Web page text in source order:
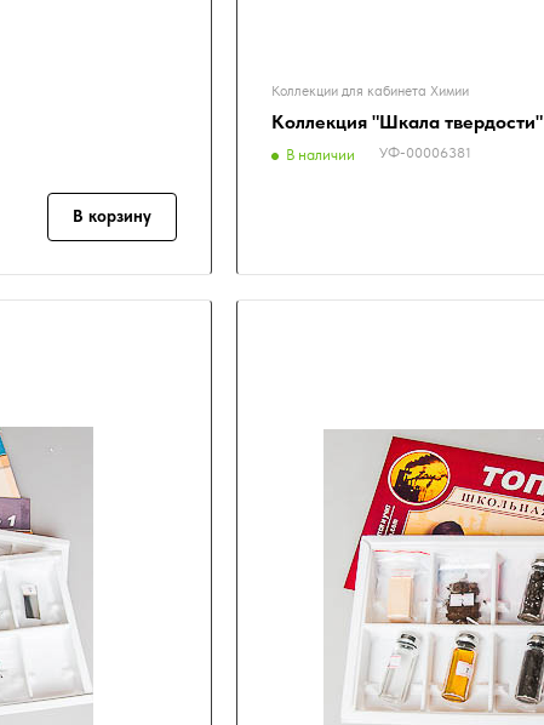
В корзину
Коллекции для кабинета Химии
Коллекция "Шкала твердости"
В наличии УФ-00006381